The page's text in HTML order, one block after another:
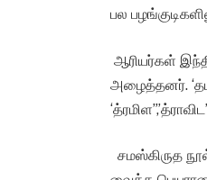
பல
ஆரியர்கள்
அழைத்தனர்.
சமஸ்கிருத